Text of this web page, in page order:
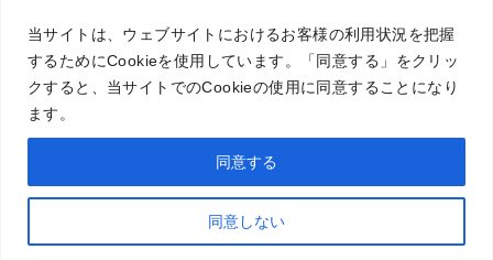
当サイトは、ウェブサイトにおけるお客様の利用状況を把握
するためにCookieを使用しています。「同意する」をクリッ
クすると、当サイトでのCookieの使用に同意することになり
ます。
同意しない
同意する
個人情報保護方針